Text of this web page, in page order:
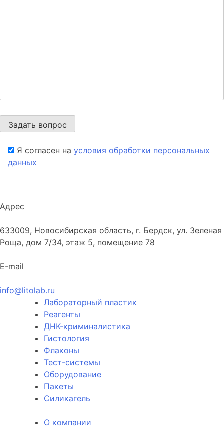
Я согласен на условия обработки персональных
данных
Адрес
633009, Новосибирская область, г. Бердск, ул. Зеленая
Роща, дом 7/34, этаж 5, помещение 78
E-mail
info@litolab.ru
Лабораторный пластик
Реагенты
ДНК-криминалистика
Гистология
Флаконы
Тест-системы
Оборудование
Пакеты
Силикагель
О компании